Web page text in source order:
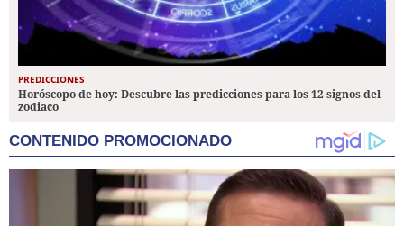
PREDICCIONES
Horóscopo de hoy: Descubre las predicciones para los 12 signos del
zodiaco
CONTENIDO PROMOCIONADO